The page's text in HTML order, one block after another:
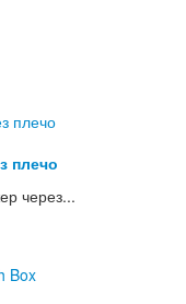
плечо
через...